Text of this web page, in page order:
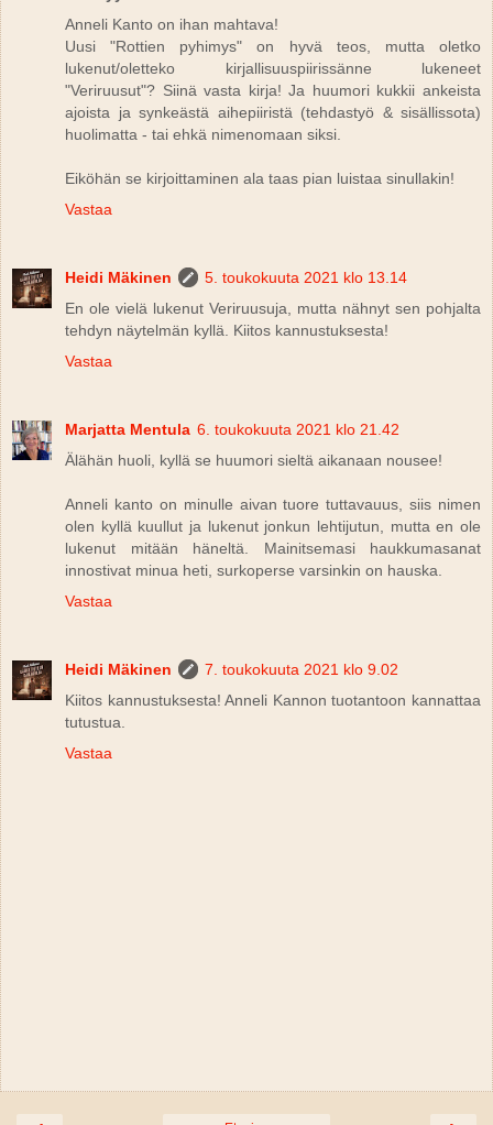
Anneli Kanto on ihan mahtava!
Uusi "Rottien pyhimys" on hyvä teos, mutta oletko
lukenut/oletteko kirjallisuuspiirissänne lukeneet
"Veriruusut"? Siinä vasta kirja! Ja huumori kukkii ankeista
ajoista ja synkeästä aihepiiristä (tehdastyö & sisällissota)
huolimatta - tai ehkä nimenomaan siksi.
Eiköhän se kirjoittaminen ala taas pian luistaa sinullakin!
Vastaa
Heidi Mäkinen
5. toukokuuta 2021 klo 13.14
En ole vielä lukenut Veriruusuja, mutta nähnyt sen pohjalta
tehdyn näytelmän kyllä. Kiitos kannustuksesta!
Vastaa
Marjatta Mentula 6. toukokuuta 2021 klo 21.42
Älähän huoli, kyllä se huumori sieltä aikanaan nousee!
Anneli kanto on minulle aivan tuore tuttavauus, siis nimen
olen kyllä kuullut ja lukenut jonkun lehtijutun, mutta en ole
lukenut mitään häneltä. Mainitsemasi haukkumasanat
innostivat minua heti, surkoperse varsinkin on hauska.
Vastaa
Heidi Mäkinen
7. toukokuuta 2021 klo 9.02
Kiitos kannustuksesta! Anneli Kannon tuotantoon kannattaa
tutustua.
Vastaa